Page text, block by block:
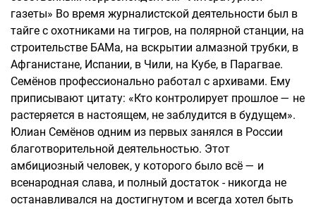
газеты» Во время журналистской деятельности был в
тайге с охотниками на тигров, на полярной станции, на
строительстве БАМа, на вскрытии алмазной трубки, в
Афганистане, Испании, в Чили, на Кубе, в Парагвае.
Семёнов профессионально работал с архивами. Ему
приписывают цитату: «Кто контролирует прошлое — не
растеряется в настоящем, не заблудится в будущем».
Юлиан Семёнов одним из первых занялся в России
благотворительной деятельностью. Этот
амбициозный человек, у которого было всё — и
всенародная слава, и полный достаток - никогда не
останавливался на достигнутом и всегда хотел быть